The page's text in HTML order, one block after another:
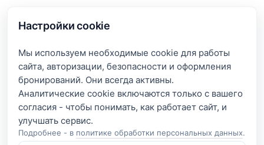
Настройки cookie
Мы используем необходимые cookie для работы
сайта, авторизации, безопасности и оформления
бронирований. Они всегда активны.
Аналитические cookie включаются только с вашего
согласия - чтобы понимать, как работает сайт, и
Подробнее - в политике обработки персональных данных.